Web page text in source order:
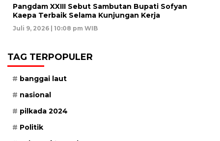
Pangdam XXIII Sebut Sambutan Bupati Sofyan
Kaepa Terbaik Selama Kunjungan Kerja
Juli 9, 2026 | 10:08 pm WIB
TAG TERPOPULER
banggai laut
nasional
pilkada 2024
Politik